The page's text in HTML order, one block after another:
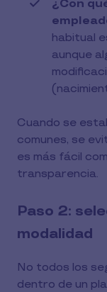
¿Con
habitual
aunque
Cuando se
comunes, se
es más fácil
transparencia.
Paso 2:
modalidad
No todos los
dentro de un